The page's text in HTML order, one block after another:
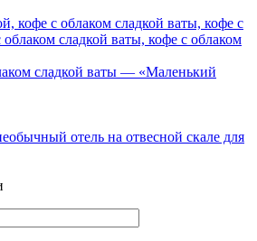
сладкой ваты — «Маленький
отель на отвесной скале для